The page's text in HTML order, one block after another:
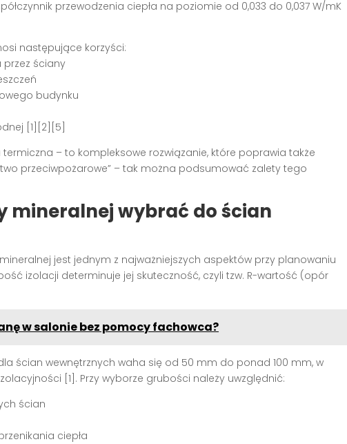
przewodzenia ciepła na poziomie od 0,033 do 0,037 W/mK
następujące korzyści:
przez ściany
budynku
[1][2][5]
termiczna – to kompleksowe rozwiązanie, które poprawia także
przeciwpożarowe” – tak można podsumować zalety tego
mineralnej wybrać do ścian
jest jednym z najważniejszych aspektów przy planowaniu
izolacji determinuje jej skuteczność, czyli tzw. R-wartość (opór
w salonie bez pomocy fachowca?
ścian wewnętrznych waha się od 50 mm do ponad 100 mm, w
[1]. Przy wyborze grubości należy uwzględnić:
ścian
ciepła